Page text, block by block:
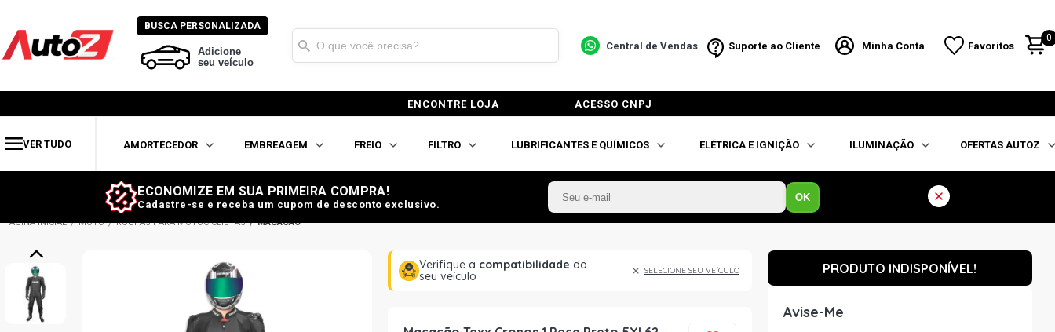
BUSCA PERSONALIZADA
Adicione
seu veículo
Central de Vendas Suporte ao Cliente Minha Conta Favoritos
0
ENCONTRE LOJA ACESSO CNPJ
VER TUDO AMORTECEDOR EMBREAGEM FREIO FILTRO LUBRIFICANTES E QUÍMICOS ELÉTRICA E IGNIÇÃO ILUMINAÇÃO OFERTAS AUTOZ
ECONOMIZE EM SUA PRIMEIRA COMPRA!
Cadastre-se e receba um cupom de desconto exclusivo.
OK
MOTO ROUPAS PARA MOTOCICLISTAS MACACÃO
Verifique a compatibilidade do
seu veículo
SELECIONE SEU VEÍCULO PRODUTO INDISPONÍVEL!
Avise-Me